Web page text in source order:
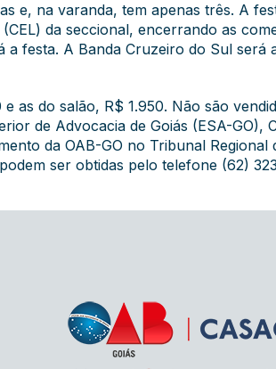
e, na varanda, tem apenas três. A
da seccional, encerrando as
a festa. A Banda Cruzeiro do Sul
as do salão, R$ 1.950. Não são
de Advocacia de Goiás (ESA-
da OAB-GO no Tribunal
ser obtidas pelo telefone (62)